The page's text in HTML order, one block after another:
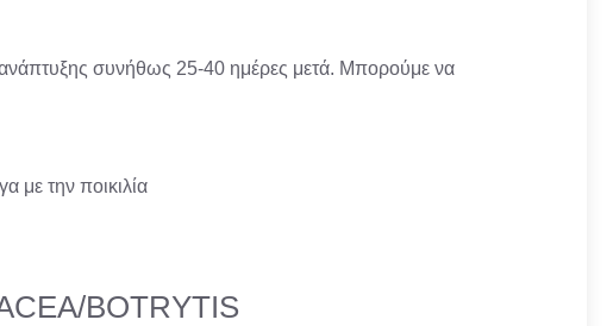
ανάπτυξης συνήθως 25-40 ημέρες μετά. Μπορούμε να
με την ποικιλία
BOTRYTIS